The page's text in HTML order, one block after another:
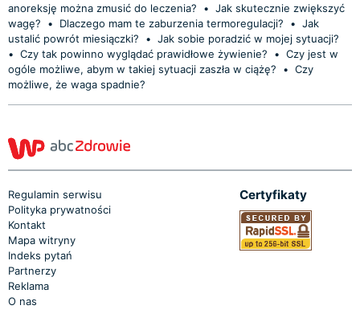
anoreksję można zmusić do leczenia?
• Jak skutecznie zwiększyć
wagę?
• Dlaczego mam te zaburzenia termoregulacji? • Jak
ustalić powrót miesiączki?
• Jak sobie poradzić w mojej sytuacji?
• Czy tak powinno wyglądać prawidłowe żywienie? • Czy jest w
ogóle możliwe, abym w takiej sytuacji zaszła w ciążę?
• Czy
możliwe, że waga spadnie?
Regulamin serwisu
Polityka prywatności
Kontakt
Mapa witryny
Indeks pytań
Partnerzy
Reklama
O nas
Certyfikaty